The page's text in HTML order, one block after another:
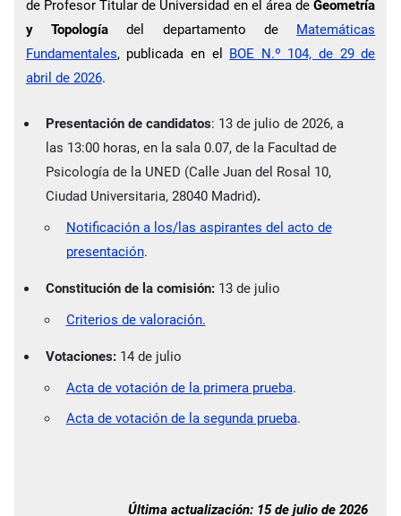
de Profesor Titular de Universidad en el área deGeometría
y Topología del departamento de Matemáticas
Fundamentales, publicada en el BOE N.º 104, de 29 de
abril de 2026.
Presentación de candidatos: 13 de julio de 2026, a
las 13:00 horas, en la sala 0.07, de la Facultad de
Psicología de la UNED (Calle Juan del Rosal 10,
Ciudad Universitaria, 28040 Madrid).
Notificación a los/las aspirantes del acto de
presentación.
Constitución de la comisión: 13 de julio
Criterios de valoración.
Votaciones: 14 de julio
Acta de votación de la primera prueba.
Acta de votación de la segunda prueba.
Última actualización: 15 de julio de 2026